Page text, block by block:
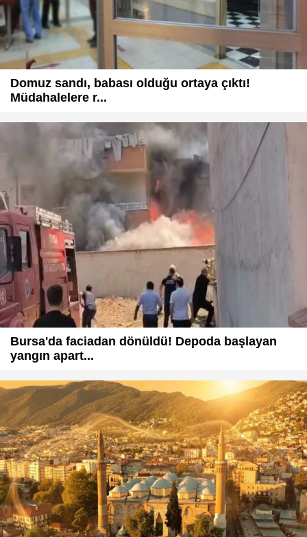
Domuz sandı, babası olduğu ortaya çıktı!
Müdahalelere r...
Bursa'da faciadan dönüldü! Depoda başlayan
yangın apart...